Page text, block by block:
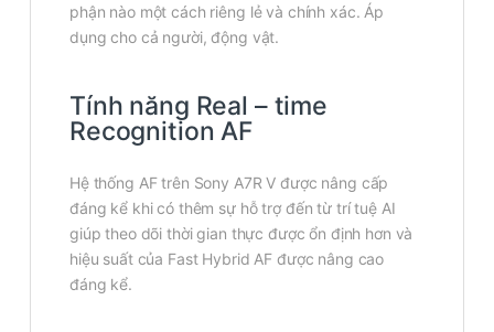
phận nào một cách riêng lẻ và chính xác. Áp
dụng cho cả người, động vật.
Tính năng Real – time
Recognition AF
Hệ thống AF trên Sony A7R V được nâng cấp
đáng kể khi có thêm sự hỗ trợ đến từ trí tuệ AI
giúp theo dõi thời gian thực được ổn định hơn và
hiệu suất của Fast Hybrid AF được nâng cao
đáng kể.